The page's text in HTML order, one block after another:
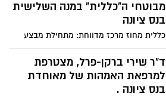
ההכנות המשפחתיות לארוחת ראש השנה
אצל סבתא וסבא, יצרו עליה דרמטית של כ -
מבוטחי ה"כללית" במנה השלישית
בנס ציונה
כללית מחוז מרכז מדווחת: מתחילת מבצע
החיסונים למנה השלישית שהחל לפני
כשלושה שבועות לבני 60+ והורחב בסופ"ש
האחרון לבני 50-59 חוסנו בכללית 64% מקהל
היעד בגילי 50+.
ד"ר שירי ברקן-פרל, מצטרפת
למרפאת האמהות של מאוחדת
בנס ציונה .